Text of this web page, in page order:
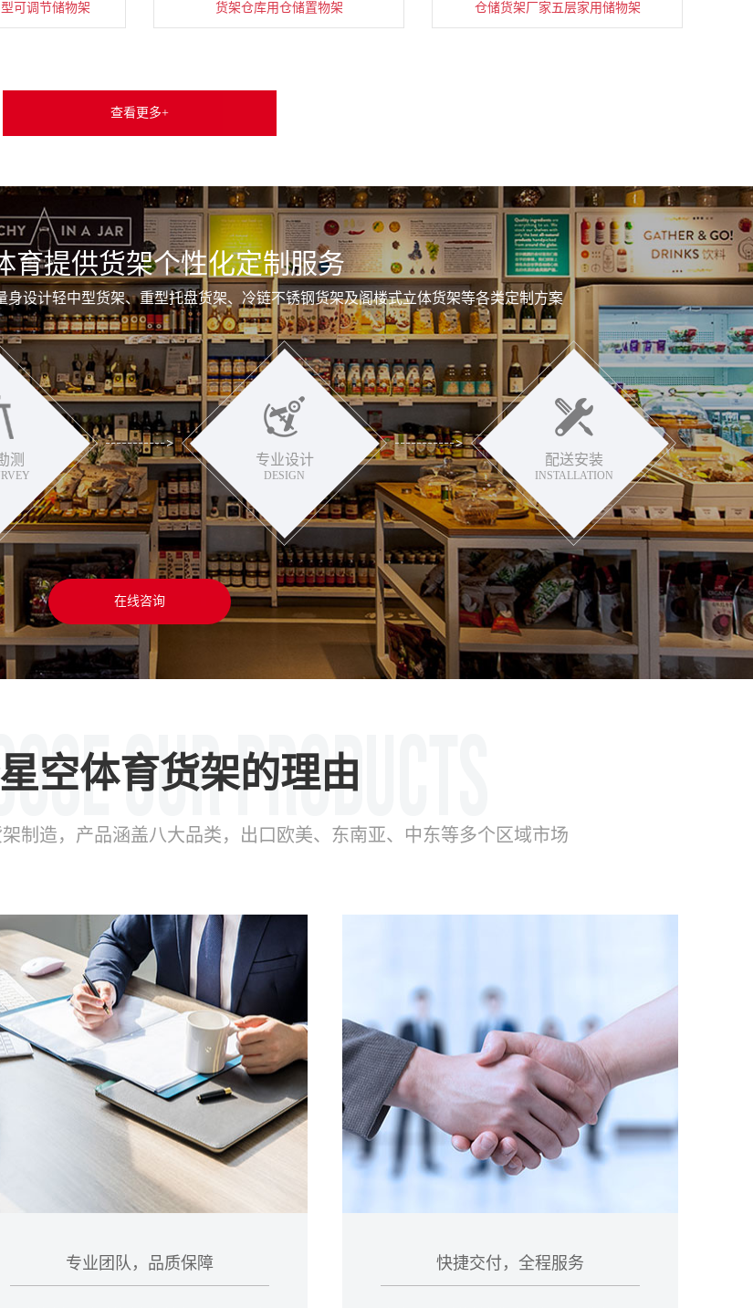
可调节储物架 货架仓库用仓储置物架 仓储货架厂家五层家用储物架
查看更多+
育提供货架个性化定制服务
设计轻中型货架、重型托盘货架、冷链不锈钢货架及阁楼式立体货架等各类定制方案
测 专业设计
DESIGN
配送安装
INSTALLATION
在线咨询
空体育货架的理由
制造，产品涵盖八大品类，出口欧美、东南亚、中东等多个区域市场
专业团队，品质保障 快捷交付，全程服务